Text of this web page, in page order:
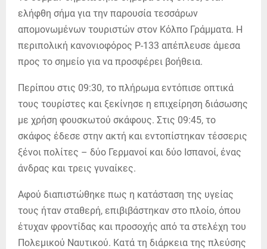
ελήφθη σήμα για την παρουσία τεσσάρων
απομονωμένων τουριστών στον Κόλπο Γράμματα. Η
περιπολική κανονιοφόρος P-133 απέπλευσε άμεσα
προς το σημείο για να προσφέρει βοήθεια.
Περίπου στις 09:30, το πλήρωμα εντόπισε οπτικά
τους τουρίστες και ξεκίνησε η επιχείρηση διάσωσης
με χρήση φουσκωτού σκάφους. Στις 09:45, το
σκάφος έδεσε στην ακτή και εντοπίστηκαν τέσσερις
ξένοι πολίτες – δύο Γερμανοί και δύο Ισπανοί, ένας
άνδρας και τρεις γυναίκες.
Αφού διαπιστώθηκε πως η κατάσταση της υγείας
τους ήταν σταθερή, επιβιβάστηκαν στο πλοίο, όπου
έτυχαν φροντίδας και προσοχής από τα στελέχη του
Πολεμικού Ναυτικού. Κατά τη διάρκεια της πλεύσης